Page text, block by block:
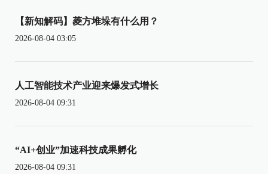
【新知解码】菱方堆垛有什么用？
2026-08-04 03:05
人工智能技术产业迎来爆发式增长
2026-08-04 09:31
“AI+创业”加速科技成果孵化
2026-08-04 09:31